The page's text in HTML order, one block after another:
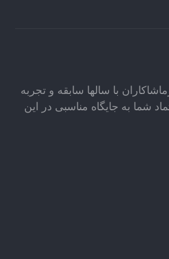
با سالها سابقه و تجربه
شما به جایگاه مناسبی در این